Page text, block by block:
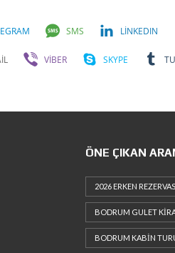
SMS LINKEDIN
VIBER SKYPE
ÖNE ÇIKAN
2026 ERKEN
BODRUM GULET
BODRUM KABIN